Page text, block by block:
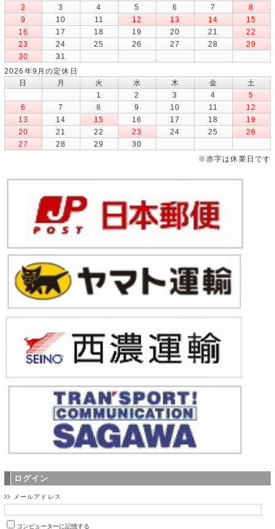
2
3 4 5 6 7
8
9
10 11 12 13 14
15
16
17 18 19 20 21
22
23
24 25 26 27 28
29
30
31
2026年9月の定休日
日
月 火 水 木 金
土
1
2 3 4
5
6
7 8 9 10 11
12
13
14 15 16 17 18
19
20
21 22 23 24 25
26
27
28 29
30
※赤字は休業日です
ログイン
メールアドレス
コンピューターに記憶する